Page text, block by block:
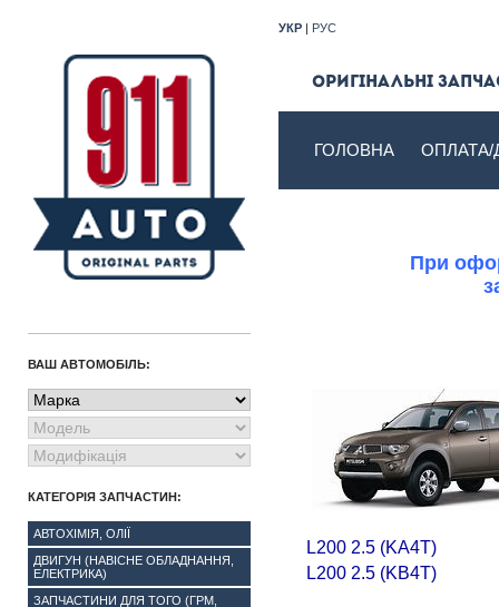
УКР | РУС
Оригінальні
ГОЛОВНА ОПЛАТА/
При
L200 2.5 (KA4T)
L200 2.5 (KB4T)
ВАШ АВТОМОБІЛЬ:
КАТЕГОРІЯ ЗАПЧАСТИН:
АВТОХІМІЯ, ОЛІЇ
ДВИГУН (НАВІСНЕ ОБЛАДНАННЯ,
ЕЛЕКТРИКА)
ЗАПЧАСТИНИ ДЛЯ ТОГО (ГРМ,